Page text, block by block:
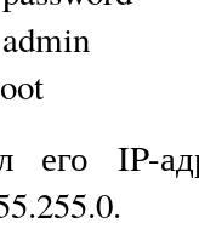
его IP-